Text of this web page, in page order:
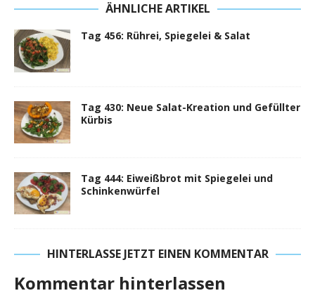
ÄHNLICHE ARTIKEL
Tag 456: Rührei, Spiegelei & Salat
Tag 430: Neue Salat-Kreation und Gefüllter
Kürbis
Tag 444: Eiweißbrot mit Spiegelei und
Schinkenwürfel
HINTERLASSE JETZT EINEN KOMMENTAR
Kommentar hinterlassen